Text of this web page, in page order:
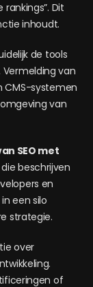
Dit
inhoudt.
de tools
van
CMS-systemen
van
SEO met
beschrijven
en
een silo
strategie.
over
of